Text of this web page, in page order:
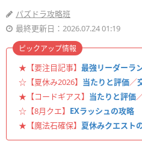
パズドラ攻略班
最終更新日：2026.07.24 01:19
★【要注目記事】 最強リーダーラ
☆【夏休み2026】 当たりと評価／
★【コードギアス】 当たりと評価
☆【8月クエ】 EXラッシュの攻略
★【魔法石確保】 夏休みクエスト
ピックアップ情報